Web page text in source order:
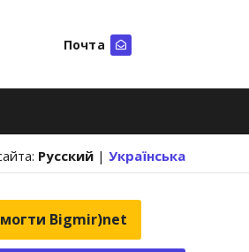
Почта
Русский | Українська
Bigmir)net